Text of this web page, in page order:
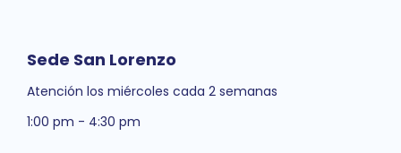
Sede San Lorenzo
Atención los miércoles cada 2 semanas
1:00 pm - 4:30 pm